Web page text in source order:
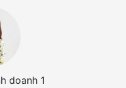
doanh 1